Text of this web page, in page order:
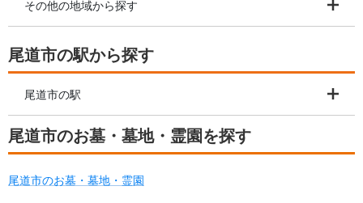
その他の地域から探す
尾道市の駅から探す
尾道市の駅
尾道市のお墓・墓地・霊園を探す
尾道市のお墓・墓地・霊園